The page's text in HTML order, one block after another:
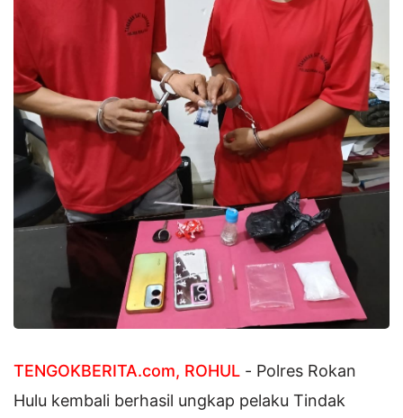
TENGOKBERITA.com, ROHUL - Polres Rokan
Hulu kembali berhasil ungkap pelaku Tindak